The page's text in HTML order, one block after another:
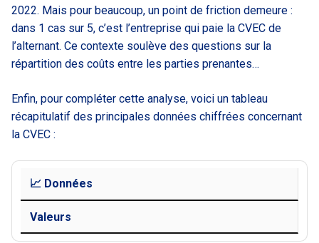
2022. Mais pour beaucoup, un point de friction demeure :
dans 1 cas sur 5, c’est l’entreprise qui paie la CVEC de
l’alternant. Ce contexte soulève des questions sur la
répartition des coûts entre les parties prenantes…
Enfin, pour compléter cette analyse, voici un tableau
récapitulatif des principales données chiffrées concernant
la CVEC :
📈 Données
Valeurs